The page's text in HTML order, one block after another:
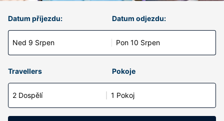
Datum příjezdu:
Ned 9 Srpen
Datum odjezdu:
Pon 10 Srpen
Travellers Pokoje
2 Dospělí 1 Pokoj